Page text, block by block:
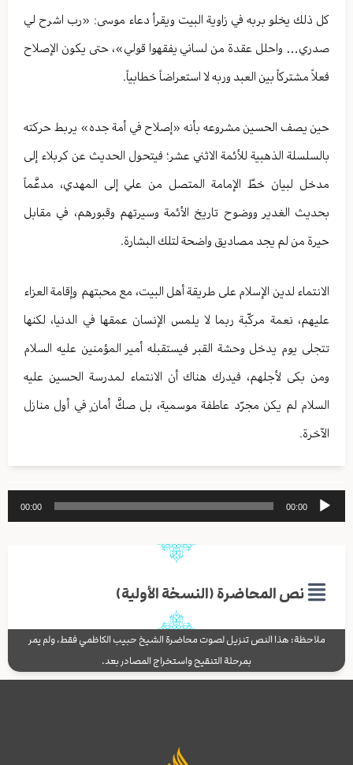
كل ذلك يخلو بربه في زاوية البيت ويقرأ دعاء موسى: «رب اشرح لي
صدري… واحلل عقدة من لساني يفقهوا قولي»، حتى يكون الإصلاح
فعلاً مشتركاً بين العبد وربه لا استعراضاً خطابياً.
حين يصف الحسين مشروعه بأنه «إصلاح في أمة جده» يربط حركته
بالسلسلة الذهبية للأئمة الاثني عشر؛ فيتحول الحديث عن كربلاء إلى
مدخل لبيان خطّ الإمامة المتصل من علي إلى المهدي، مدعَّماً
بحديث الغدير ووضوح تاريخ الأئمة وسيرتهم وقبورهم، في مقابل
حيرة من لم يجد مصاديق واضحة لتلك البشارة.
الانتماء لدين الإسلام على طريقة أهل البيت، مع محبتهم وإقامة العزاء
عليهم، نعمة مركّبة ربما لا يلمس الإنسان عمقها في الدنيا، لكنها
تتجلى يوم يدخل وحشة القبر فيستقبله أمير المؤمنين عليه السلام
ومن بكى لأجلهم، فيدرك هناك أن الانتماء لمدرسة الحسين عليه
السلام لم يكن مجرّد عاطفة موسمية، بل صكَّ أمانٍ في أول منازل
الآخرة.
مشغل
الصوت
00:00
00:00
نص المحاضرة (النسخة الأولية)
ملاحظة: هذا النص تنزيل لصوت محاضرة الشيخ حبيب الكاظمي فقط، ولم يمر
بمرحلة التنقيح واستخراج المصادر بعد.